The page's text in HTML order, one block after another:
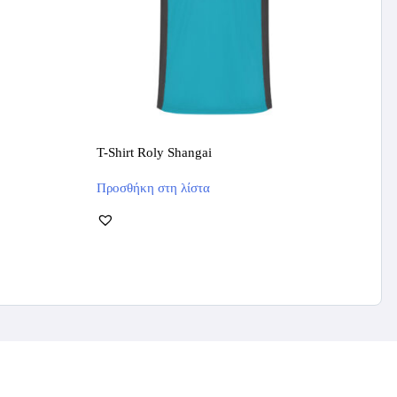
T-Shirt Roly Shangai
Προσθήκη στη λίστατο
επιλογές